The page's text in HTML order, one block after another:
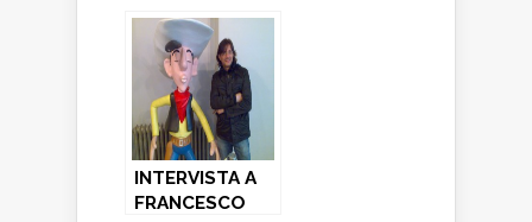
adolescenza –
Parte prima
INTERVISTA A
FRANCESCO